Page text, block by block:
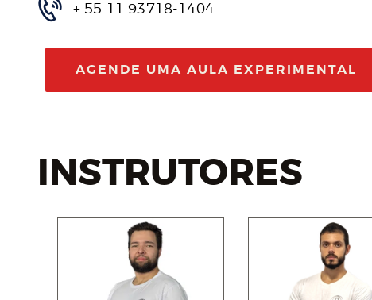
+ 55 11 93718-1404
AGENDE UMA AULA EXPERIMENTAL
INSTRUTORES